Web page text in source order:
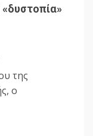
της
ο